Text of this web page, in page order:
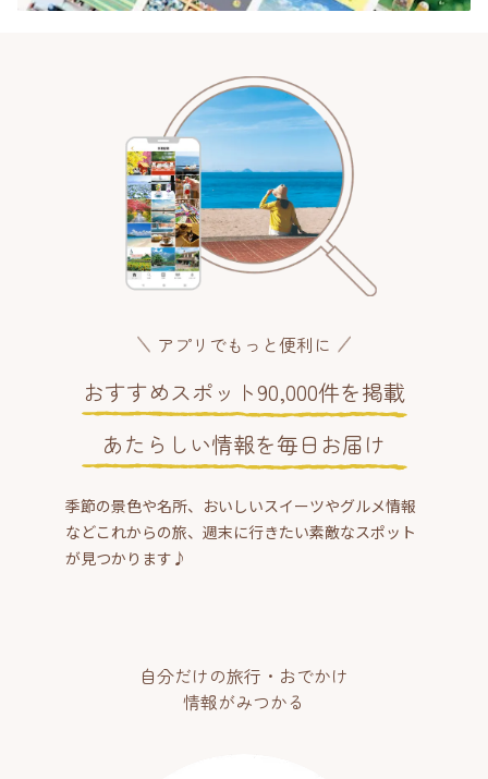
アプリでもっと便利に
おすすめスポット90,000件を掲載
あたらしい情報を毎日お届け
季節の景色や名所、おいしいスイーツやグルメ情報
などこれからの旅、週末に行きたい素敵なスポット
が見つかります♪
自分だけの旅行・おでかけ
情報がみつかる